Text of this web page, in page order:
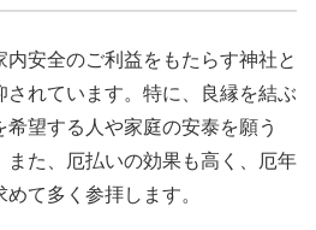
安全のご利益をもたらす神社と
されています。特に、良縁を結ぶ
望する人や家庭の安泰を願う
また、厄払いの効果も高く、厄年
て多く参拝します。